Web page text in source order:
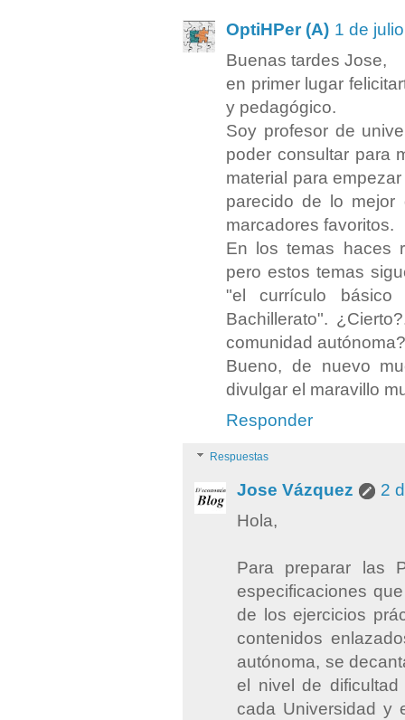
OptiHPer (A) 1 de
Buenas tardes Jose,
en primer lugar
y pedagógico.
Soy profesor de
poder consultar para
material para
parecido de lo
marcadores favoritos.
En los temas haces
pero estos temas
"el currículo básico
Bachillerato".
comunidad autónoma?
Bueno, de nuevo
divulgar el maravillo
Responder
Respuestas
Jose Vázquez
2
Hola,
Para preparar las
especificaciones
de los ejercicios
contenidos
autónoma, se
el nivel de
cada Universidad y